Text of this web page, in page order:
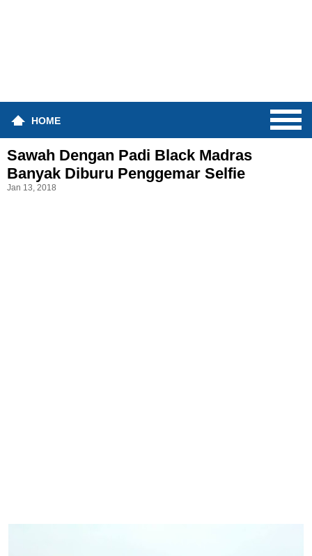
HOME
Sawah Dengan Padi Black Madras
Banyak Diburu Penggemar Selfie
Jan 13, 2018